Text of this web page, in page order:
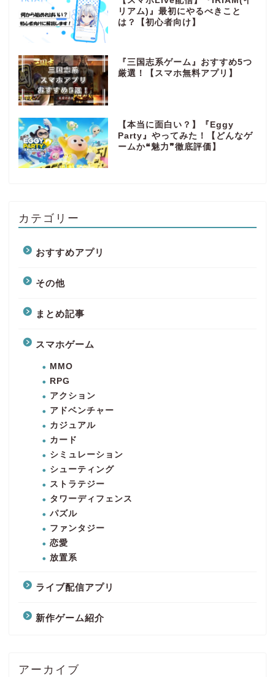
リアム)』最初にやるべきこと
は？【初心者向け】
『三国志系ゲーム』おすすめ5つ
厳選！【スマホ無料アプリ】
【本当に面白い？】『Eggy
Party』やってみた！【どんなゲ
ームか❝魅力❞徹底評価】
カテゴリー
おすすめアプリ
その他
まとめ記事
スマホゲーム
MMO
RPG
アクション
アドベンチャー
カジュアル
カード
シミュレーション
シューティング
ストラテジー
タワーディフェンス
パズル
ファンタジー
恋愛
放置系
ライブ配信アプリ
新作ゲーム紹介
アーカイブ